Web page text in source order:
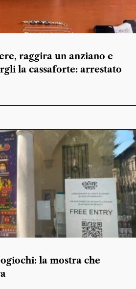
raggira un anziano e
la cassaforte: arrestato
la mostra che